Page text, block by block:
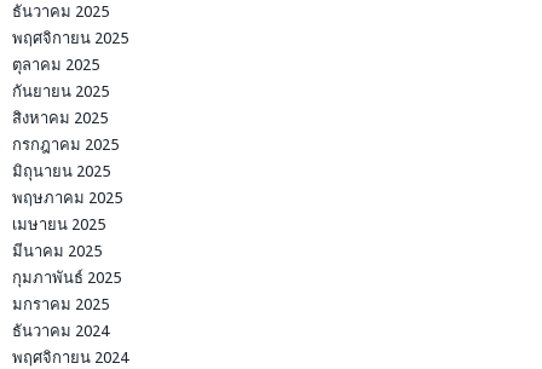
ธันวาคม 2025
พฤศจิกายน 2025
ตุลาคม 2025
กันยายน 2025
สิงหาคม 2025
กรกฎาคม 2025
มิถุนายน 2025
พฤษภาคม 2025
เมษายน 2025
มีนาคม 2025
กุมภาพันธ์ 2025
มกราคม 2025
ธันวาคม 2024
พฤศจิกายน 2024